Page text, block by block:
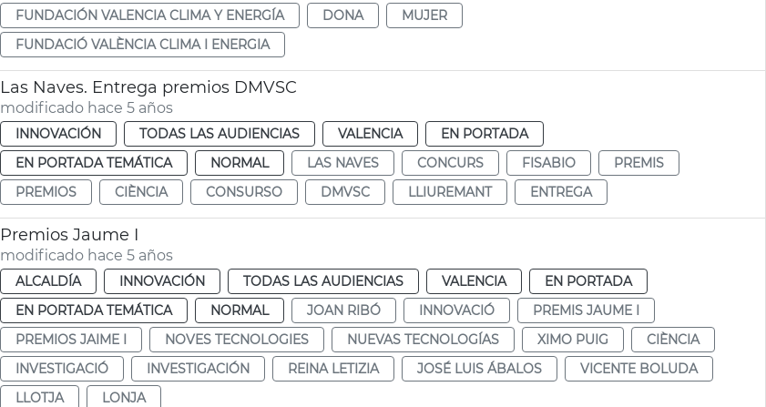
FUNDACIÓN VALENCIA CLIMA Y ENERGÍA
DONA
MUJER
FUNDACIÓ VALÈNCIA CLIMA I ENERGIA
Las Naves. Entrega premios DMVSC
modificado hace 5 años
INNOVACIÓN TODAS LAS AUDIENCIAS VALENCIA
EN PORTADA
EN PORTADA TEMÁTICA
NORMAL LAS NAVES CONCURS FISABIO
PREMIS
PREMIOS
CIÈNCIA CONSURSO DMVSC LLIUREMANT ENTREGA
Premios Jaume I
modificado hace 5 años
ALCALDÍA INNOVACIÓN TODAS LAS AUDIENCIAS VALENCIA
EN PORTADA
EN PORTADA TEMÁTICA
NORMAL JOAN RIBÓ INNOVACIÓ
PREMIS JAUME I
PREMIOS JAIME I
NOVES TECNOLOGIES NUEVAS TECNOLOGÍAS XIMO PUIG
CIÈNCIA
INVESTIGACIÓ
INVESTIGACIÓN REINA LETIZIA JOSÉ LUIS ÁBALOS
VICENTE BOLUDA
LLOTJA
LONJA